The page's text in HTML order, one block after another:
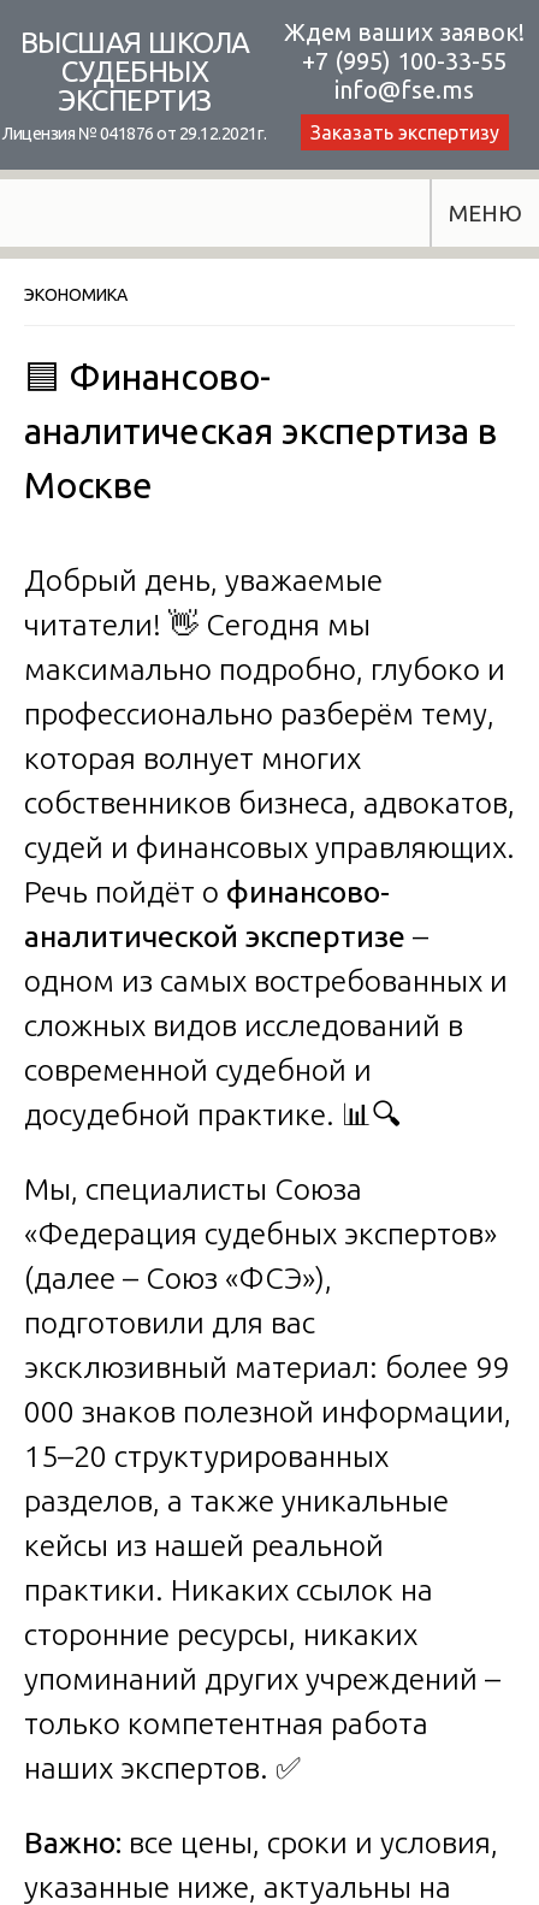
content
ВЫСШАЯ ШКОЛА
СУДЕБНЫХ
ЭКСПЕРТИЗ
Лицензия № 041876 от 29.12.2021г.
Ждем ваших заявок!
+7 (995) 100-33-55
info@fse.ms
Заказать экспертизу
МЕНЮ
ЭКОНОМИКА
🟦 Финансово-
аналитическая экспертиза в
Москве
Добрый день, уважаемые
читатели! 👋 Сегодня мы
максимально подробно, глубоко и
профессионально разберём тему,
которая волнует многих
собственников бизнеса, адвокатов,
судей и финансовых управляющих.
Речь пойдёт о финансово-
аналитической экспертизе –
одном из самых востребованных и
сложных видов исследований в
современной судебной и
досудебной практике. 📊🔍
Мы, специалисты Союза
«Федерация судебных экспертов»
(далее – Союз «ФСЭ»),
подготовили для вас
эксклюзивный материал: более 99
000 знаков полезной информации,
15–20 структурированных
разделов, а также уникальные
кейсы из нашей реальной
практики. Никаких ссылок на
сторонние ресурсы, никаких
упоминаний других учреждений –
только компетентная работа
наших экспертов. ✅
Важно: все цены, сроки и условия,
указанные ниже, актуальны на